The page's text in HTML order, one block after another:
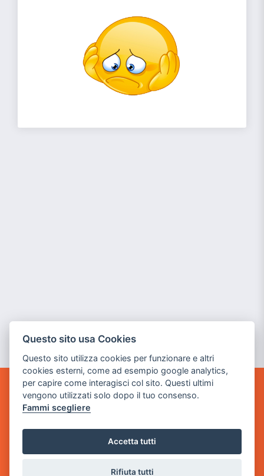
GAME WARP
BY POWER GAME SRL
Sede Legale
via Villaggio dei Platani, 3
- 25014 Castenedolo, Brescia
Questo sito usa Cookies
Questo sito utilizza cookies per funzionare e altri
cookies esterni, come ad esempio google analytics,
per capire come interagisci col sito. Questi ultimi
vengono utilizzati solo dopo il tuo consenso.
Fammi scegliere
Accetta tutti
Rifiuta tutti